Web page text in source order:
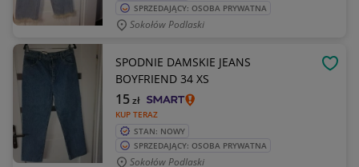
SPRZEDAJĄCY: OSOBA PRYWATNA
Sokołów Podlaski
SPODNIE DAMSKIE JEANS
BOYFRIEND 34 XS
KUP TERAZ
15zł
STAN: NOWY
SPRZEDAJĄCY: OSOBA PRYWATNA
Sokołów Podlaski